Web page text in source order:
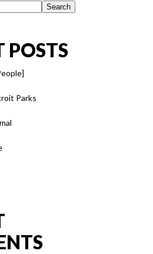
Search
POSTS
Parks